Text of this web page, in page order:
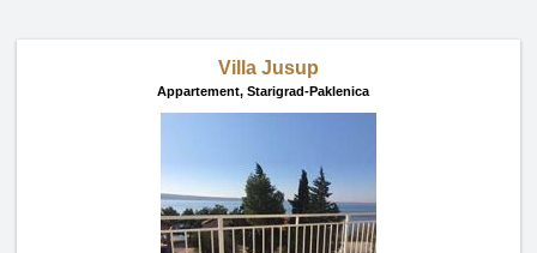
Villa Jusup
Appartement, Starigrad-Paklenica